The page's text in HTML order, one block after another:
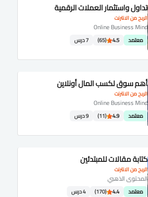
الربح من الانترنت
تداول واستثمار العملات الرقمية
Online Business Mind
معتمد 4.5
(65) 7 درس
الربح من الانترنت
أهم سوق لكسب المال أونلاين
Online Business Mind
معتمد 4.9
(11) 9 درس
الربح من الانترنت
كتابة مقالات للمبتدئين
المحتوى الذهبي
معتمد 4.4
(170) 4 درس